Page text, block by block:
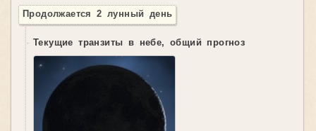
Продолжается 2 лунный день
Текущие транзиты в небе, общий прогноз